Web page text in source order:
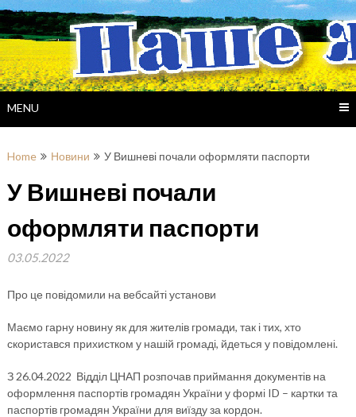
Skip
to
content
MENU
Home Новини У Вишневі почали оформляти паспорти
У Вишневі почали
оформляти паспорти
03.05.2022
Про це повідомили на вебсайті установи
Маємо гарну новину як для жителів громади, так і тих, хто
скористався прихистком у нашій громаді, йдеться у повідомлені.
З 26.04.2022 Відділ ЦНАП розпочав приймання документів на
оформлення паспортів громадян України у формі ID – картки та
паспортів громадян України для виїзду за кордон.